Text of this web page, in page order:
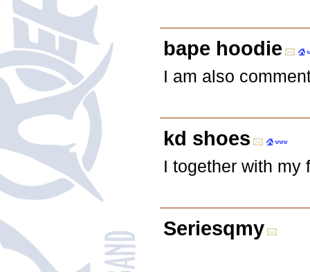
bape hoodie
I am also
kd shoes
I together with my
Seriesqmy